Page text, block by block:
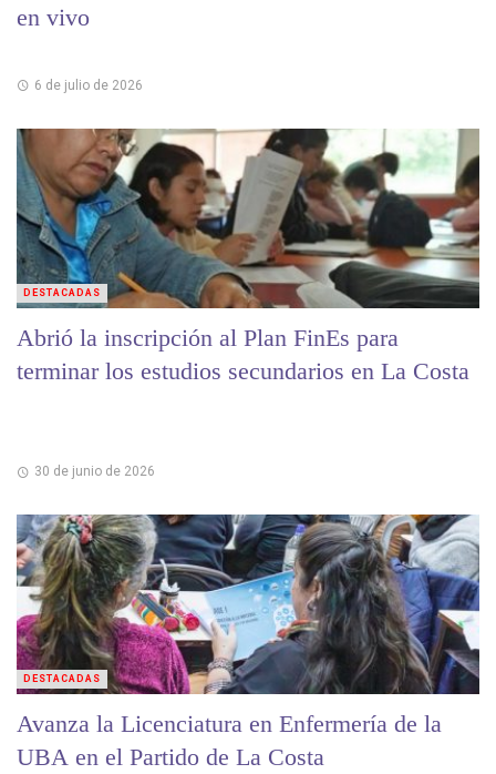
en vivo
6 de julio de 2026
Abrió la inscripción al Plan FinEs para
terminar los estudios secundarios en La Costa
30 de junio de 2026
DESTACADAS
Avanza la Licenciatura en Enfermería de la
UBA en el Partido de La Costa
DESTACADAS